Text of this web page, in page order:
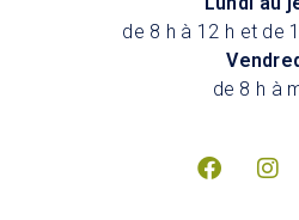
de 8 h à 12 h et de
de 8 h à